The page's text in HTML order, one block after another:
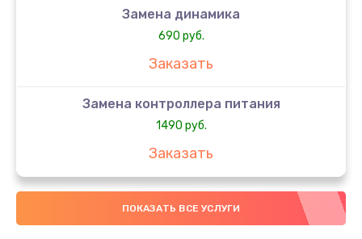
Замена динамика
690 руб.
Заказать
Замена контроллера питания
1490 руб.
Заказать
Замена южного моста
2885 руб.
ПОКАЗАТЬ ВСЕ УСЛУГИ